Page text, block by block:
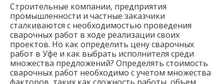
Строительные компании, предприятия
промышленности и частные заказчики
сталкиваются с необходимостью проведения
сварочных работ в ходе реализации своих
проектов. Но как определить цену сварочных
работ в Уфе и как выбрать исполнителя среди
множества предложений? Определять стоимость
сварочных работ необходимо с учетом множества